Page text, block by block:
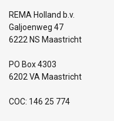
REMA Holland b.v.
Galjoenweg 47
6222 NS Maastricht
PO Box 4303
6202 VA Maastricht
COC: 146 25 774